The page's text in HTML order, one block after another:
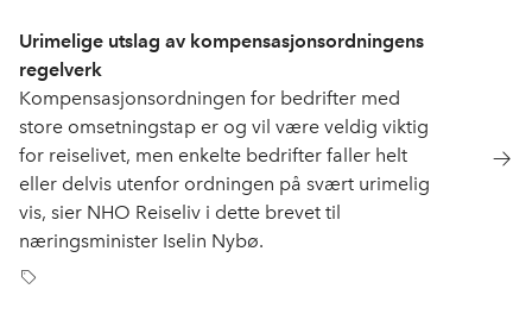
Urimelige utslag av kompensasjonsordningens
regelverk
Kompensasjonsordningen for bedrifter med
store omsetningstap er og vil være veldig viktig
for reiselivet, men enkelte bedrifter faller helt
eller delvis utenfor ordningen på svært urimelig
vis, sier NHO Reiseliv i dette brevet til
næringsminister Iselin Nybø.